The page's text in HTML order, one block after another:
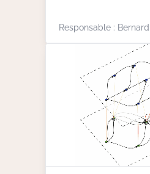
Responsable :